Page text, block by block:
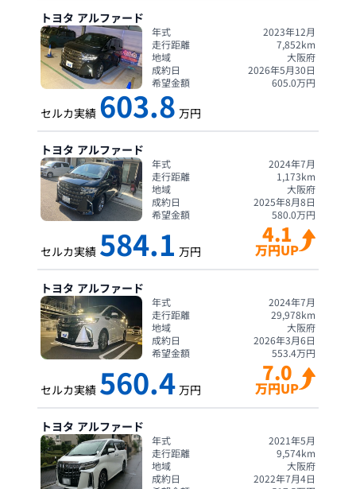
トヨタ アルファード
年式
2023年12月
走行距離
7,852km
地域
大阪府
成約日
2026年5月30日
希望金額
605.0万円
セルカ実績 603.8 万円
トヨタ アルファード
年式
2024年7月
走行距離
1,173km
地域
大阪府
成約日
2025年8月8日
希望金額
580.0万円
セルカ実績 584.1 万円
4.1
万円UP
トヨタ アルファード
年式
2024年7月
走行距離
29,978km
地域
大阪府
成約日
2026年3月6日
希望金額
553.4万円
セルカ実績 560.4 万円
7.0
万円UP
トヨタ アルファード
年式
2021年5月
走行距離
9,574km
地域
大阪府
成約日
2022年7月4日